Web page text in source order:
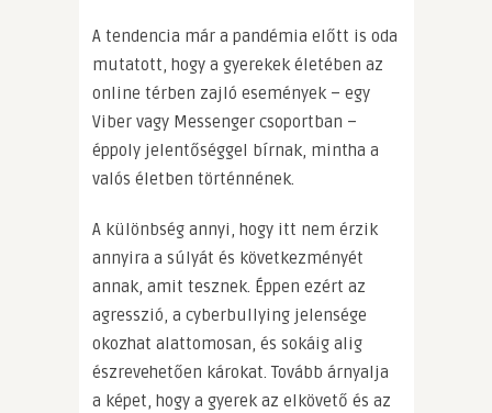
A tendencia már a pandémia előtt is oda
mutatott, hogy a gyerekek életében az
online térben zajló események – egy
Viber vagy Messenger csoportban –
éppoly jelentőséggel bírnak, mintha a
valós életben történnének.
A különbség annyi, hogy itt nem érzik
annyira a súlyát és következményét
annak, amit tesznek. Éppen ezért az
agresszió, a cyberbullying jelensége
okozhat alattomosan, és sokáig alig
észrevehetően károkat. Tovább árnyalja
a képet, hogy a gyerek az elkövető és az